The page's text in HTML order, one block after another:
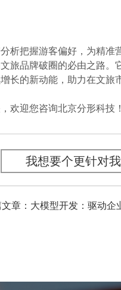
析把握游客偏好，为精准
旅品牌破圈的必由之路。
长的新动能，助力在文旅
欢迎您咨询北京分形科技！
我想要个更针对
章：大模型开发：驱动企